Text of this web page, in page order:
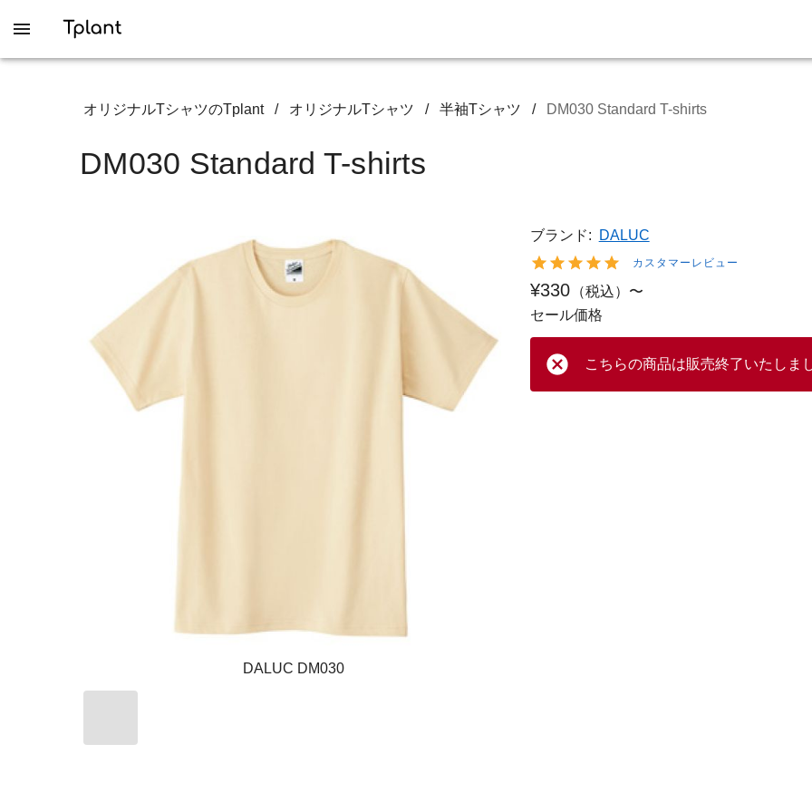
オリジナルTシャツのTplant / オリジナルTシャツ / 半袖Tシャツ / DM030 Standard T-shirts
DM030 Standard T-shirts
DALUC DM030
ブランド: DALUC
カスタマーレビュー
¥330 （税込）〜
セール価格
こちらの商品は販売終了いたしま